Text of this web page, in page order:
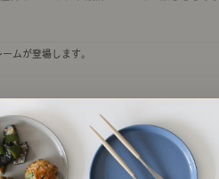
ムが登場します。